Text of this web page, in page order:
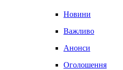
Новини
Важливо
Анонси
Оголошення